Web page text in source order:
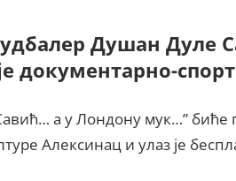
Душан Дуле
документарно-
а у Лондону мук…” биће
Алексинац и улаз је